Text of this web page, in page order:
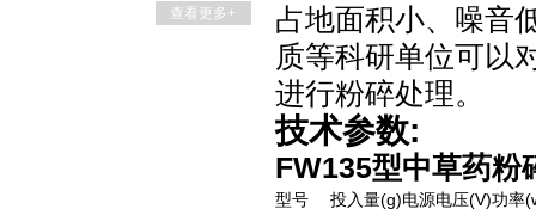
查看更多+
占地面积小、噪音
质等科研单位可以
进行粉碎处理。
技术参数:
FW135型中草药粉
型号 投入量(g)电源电压(V)功率